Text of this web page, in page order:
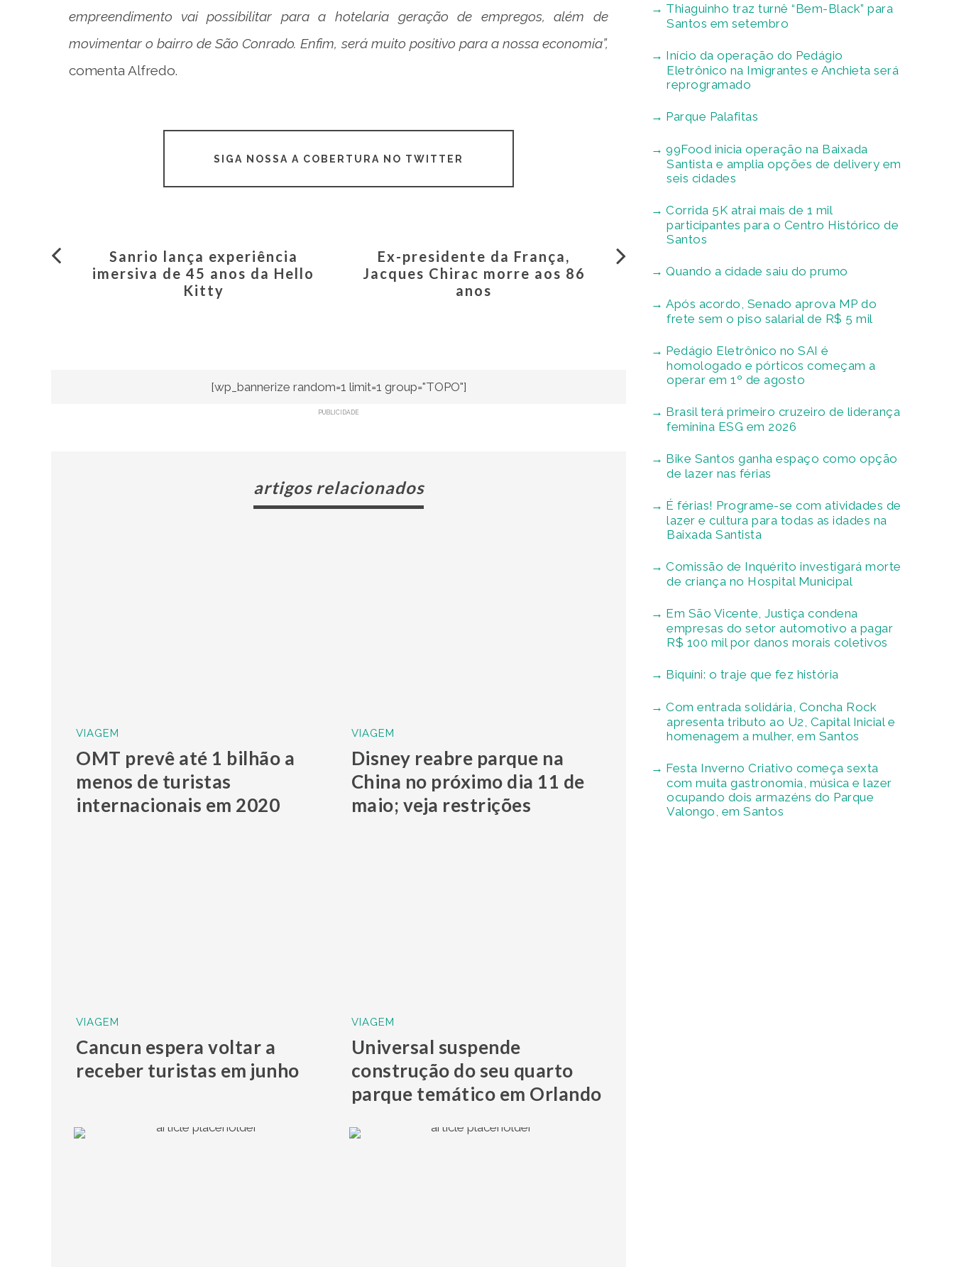
empreendimento vai possibilitar para a hotelaria geração de empregos, além de
movimentar o bairro de São Conrado. Enfim, será muito positivo para a nossa economia”,
comenta Alfredo.
SIGA NOSSA A COBERTURA NO TWITTER
Sanrio lança experiência
imersiva de 45 anos da Hello
Kitty
Ex-presidente da França,
Jacques Chirac morre aos 86
anos
[wp_bannerize random=1 limit=1 group="TOPO"]
PUBLICIDADE
artigos relacionados
VIAGEM
OMT prevê até 1 bilhão a
menos de turistas
internacionais em 2020
VIAGEM
Disney reabre parque na
China no próximo dia 11 de
maio; veja restrições
VIAGEM
Cancun espera voltar a
receber turistas em junho
VIAGEM
Universal suspende
construção do seu quarto
parque temático em Orlando
Thiaguinho traz turnê “Bem-Black” para
Santos em setembro
Início da operação do Pedágio
Eletrônico na Imigrantes e Anchieta será
reprogramado
Parque Palafitas
99Food inicia operação na Baixada
Santista e amplia opções de delivery em
seis cidades
Corrida 5K atrai mais de 1 mil
participantes para o Centro Histórico de
Santos
Quando a cidade saiu do prumo
Após acordo, Senado aprova MP do
frete sem o piso salarial de R$ 5 mil
Pedágio Eletrônico no SAI é
homologado e pórticos começam a
operar em 1º de agosto
Brasil terá primeiro cruzeiro de liderança
feminina ESG em 2026
Bike Santos ganha espaço como opção
de lazer nas férias
É férias! Programe-se com atividades de
lazer e cultura para todas as idades na
Baixada Santista
Comissão de Inquérito investigará morte
de criança no Hospital Municipal
Em São Vicente, Justiça condena
empresas do setor automotivo a pagar
R$ 100 mil por danos morais coletivos
Biquíni: o traje que fez história
Com entrada solidária, Concha Rock
apresenta tributo ao U2, Capital Inicial e
homenagem a mulher, em Santos
Festa Inverno Criativo começa sexta
com muita gastronomia, música e lazer
ocupando dois armazéns do Parque
Valongo, em Santos